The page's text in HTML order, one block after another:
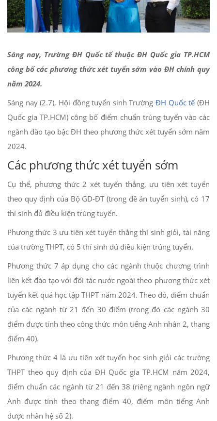
Sáng nay, Trường ĐH Quốc tế thuộc ĐH Quốc gia TP.HCM
công bố các phương thức xét tuyển sớm vào ĐH chính quy
năm 2024.
Sáng nay (2.7), Hội đồng tuyển sinh TrườngĐH Quốc tế (ĐH
Quốc gia TP.HCM) công bố điểm chuẩn trúng tuyển vào các
ngành đào tạo bậc ĐH theo phương thức xét tuyển sớm năm
2024.
Các phương thức xét tuyển sớm
Cụ thể, phương thức 2 xét tuyển thẳng, ưu tiên xét tuyển
theo quy định của Bộ GD-ĐT (trong đề án tuyển sinh), có 17
thí sinh đủ điều kiện trúng tuyển.
Phương thức 3 ưu tiên xét tuyển thẳng thí sinh giỏi, tài năng
của trường THPT, có 5 thí sinh đủ điều kiện trúng tuyển.
Phương thức 7 áp dụng cho các ngành thuộc chương trình
liên kết đào tạo với đối tác nước ngoài theo phương thức xét
tuyển kết quả học tập THPT năm 2024. Theo đó, điểm chuẩn
của các ngành từ 21 đến 30 điểm (trong đó các ngành 30
điểm được tính theo công thức môn tiếng Anh nhân 2, thang
điểm 40).
Phương thức 4 là ưu tiên xét tuyển học sinh giỏi các trường
THPT theo quy định của ĐH Quốc gia TP.HCM năm 2024,
điểm chuẩn các ngành từ 21 đến 38 (riêng ngành ngôn ngữ
Anh được tính theo thang điểm 40, điểm môn tiếng Anh
được nhân hệ số 2).